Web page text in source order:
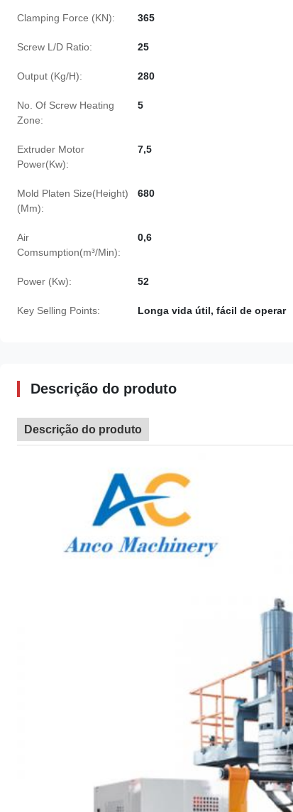
Clamping Force (KN): 365
Screw L/D Ratio: 25
Output (Kg/H): 280
No. Of Screw Heating
Zone:
5
Extruder Motor
Power(Kw):
7,5
Mold Platen Size(Height)
(Mm):
680
Air
Comsumption(m³/Min):
0,6
Power (Kw): 52
Key Selling Points: Longa vida útil, fácil de operar
Descrição do produto
Descrição do produto